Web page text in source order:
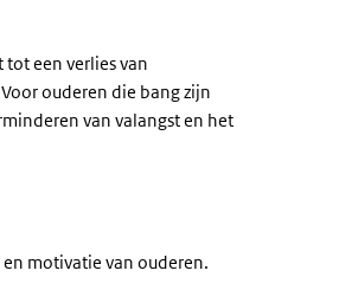
een verlies van
ouderen die bang zijn
van valangst en het
motivatie van ouderen.